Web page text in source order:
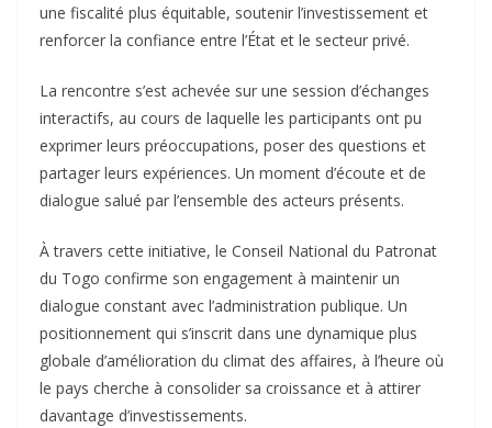
une fiscalité plus équitable, soutenir l’investissement et
renforcer la confiance entre l’État et le secteur privé.
La rencontre s’est achevée sur une session d’échanges
interactifs, au cours de laquelle les participants ont pu
exprimer leurs préoccupations, poser des questions et
partager leurs expériences. Un moment d’écoute et de
dialogue salué par l’ensemble des acteurs présents.
À travers cette initiative, le Conseil National du Patronat
du Togo confirme son engagement à maintenir un
dialogue constant avec l’administration publique. Un
positionnement qui s’inscrit dans une dynamique plus
globale d’amélioration du climat des affaires, à l’heure où
le pays cherche à consolider sa croissance et à attirer
davantage d’investissements.